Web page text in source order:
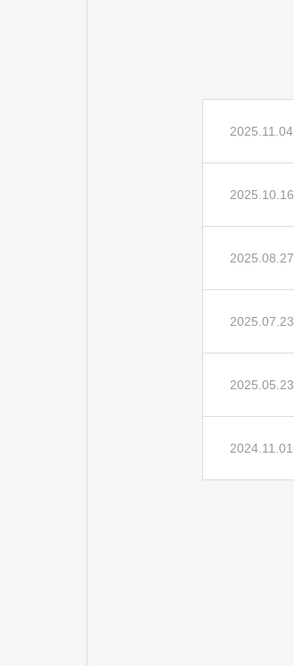
2025.11.04
2025.10.16
2025.08.27
2025.07.23
2025.05.23
2024.11.01